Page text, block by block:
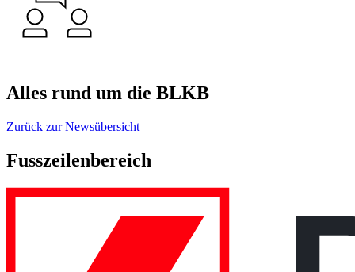
Alles rund um die BLKB
Zurück zur Newsübersicht
Fusszeilenbereich